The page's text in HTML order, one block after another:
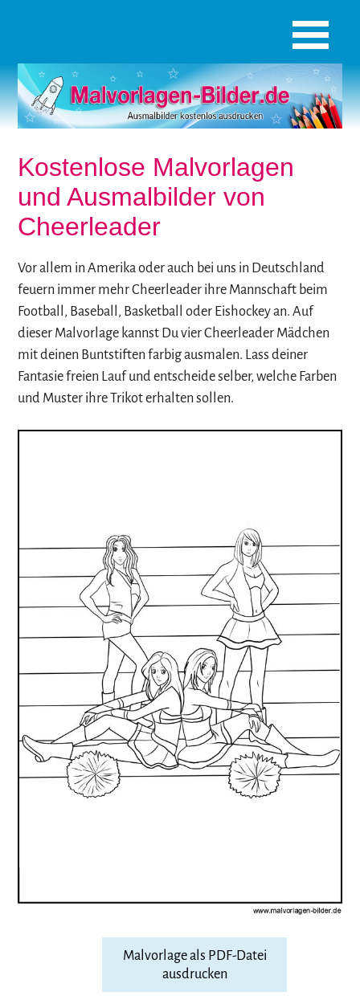
Kostenlose Malvorlagen
und Ausmalbilder von
Cheerleader
Vor allem in Amerika oder auch bei uns in Deutschland
feuern immer mehr Cheerleader ihre Mannschaft beim
Football, Baseball, Basketball oder Eishockey an. Auf
dieser Malvorlage kannst Du vier Cheerleader Mädchen
mit deinen Buntstiften farbig ausmalen. Lass deiner
Fantasie freien Lauf und entscheide selber, welche Farben
und Muster ihre Trikot erhalten sollen.
Malvorlage als PDF-Datei
ausdrucken